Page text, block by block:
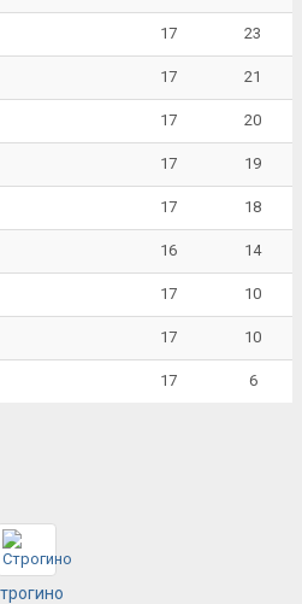
17 23
17 21
17 20
17 19
17 18
16 14
17 10
17 10
17 6